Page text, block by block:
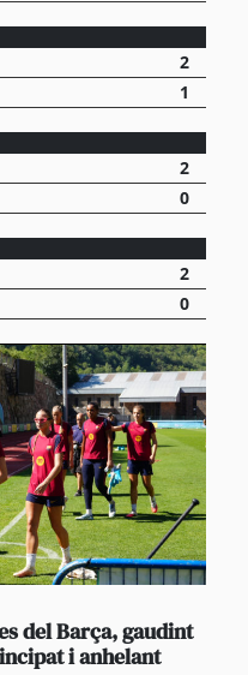
2
1
2
0
2
0
del Barça, gaudint
i anhelant